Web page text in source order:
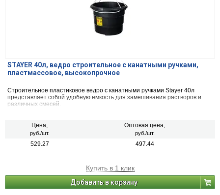
STAYER 40л, ведро строительное с канатными ручками,
пластмассовое, высокопрочное
Строительное пластиковое ведро с канатными ручками Stayer 40л
представляет собой удобную емкость для замешивания растворов и
различных смесей.
Цена,
руб./шт.
Оптовая цена,
руб./шт.
529.27 497.44
Купить в 1 клик
Добавить в корзину